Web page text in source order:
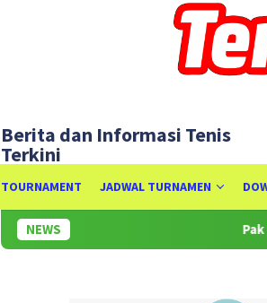
Berita dan Informasi Tenis
Terkini
TOURNAMENT JADWAL TURNAMEN
NEWS Pak Rildo: